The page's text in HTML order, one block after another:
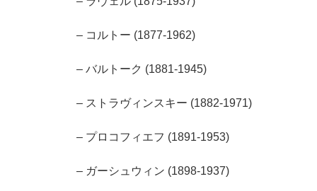
– コルトー (1877-1962)
– バルトーク (1881-1945)
– ストラヴィンスキー (1882-1971)
– プロコフィエフ (1891-1953)
– ガーシュウィン (1898-1937)